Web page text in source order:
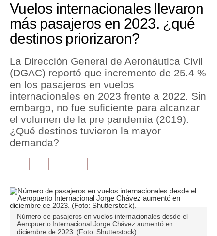
Economía
Mercados
Política
Tu Dinero
Finanzas Personales
Inmobiliarias
Opinión
Editorial
Pregunta de hoy
Blogs
Vuelos internacionales llevaron
más pasajeros en 2023. ¿qué
destinos priorizaron?
La Dirección General de Aeronáutica Civil
(DGAC) reportó que incremento de 25.4 %
en los pasajeros en vuelos
internacionales en 2023 frente a 2022. Sin
embargo, no fue suficiente para alcanzar
el volumen de la pre pandemia (2019).
¿Qué destinos tuvieron la mayor
demanda?
Número de pasajeros en vuelos internacionales desde el
Aeropuerto Internacional Jorge Chávez aumentó en
diciembre de 2023. (Foto: Shutterstock).